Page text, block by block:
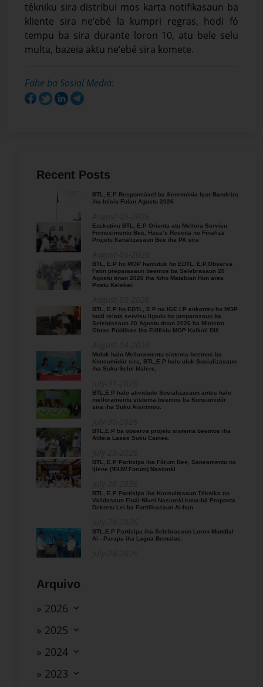
tékniku sira distribui mos karta notifikasaun ba
kliente sira ne’ebé la kumpri regras, hodi fó
tempu ba sira durante loron 10, atu bele selu
multa, bazeia aktu ne’ebé sira komete.
Fahe ba Sosial Media:
Recent Posts
BTL, E.P Responsável ba Seremónia Içar Bandeira
iha Inísiu Fulan Agostu 2026
Ezekutivu BTL, E.P Orienta atu Mellora Servisu
Fornesimentu Bee, Hasa’e Reseita no Finaliza
Projetu Kanalizasaun Bee iha PA sira
BTL, E.P ho MOP hamutuk ho EDTL, E.P,Observa
Fatin preparasaun beemos ba Selebrasaun 20
Agostu tinan 2026 iha foho Matabian Hun area
Postu Kelekai.
BTL, E.P ho EDTL, E.P no IGE I.P enkontru ho MOP
hodi relata servisu ligadu ho preparasaun ba
Selebrasaun 20 Agostu tinan 2026 ba Ministro
Obras Públikas iha Edifisiu MOP Kaikoli Dili.
Molok halo Melloramentu sistema beemos ba
Konsumidór sira, BTL,E.P halo uluk Sosializasaun
iha Suku Seloi Malere,
BTL,E.P halo atividade Sosializasaun antes halo
melloramentu sistema beemos ba Konsumidór
sira iha Suku Aisirimou.
BTL,E.P ba observa projetu sistema beemos iha
Aldeia Lases Suku Camea.
BTL, E.P Partisipa iha Fórum Bee, Saneamentu no
Ijiene (𝑊𝐴𝑆𝐻 Forum) Nasionál
BTL, E.P Partisipa iha Konsultasaun Téknika no
Validasaun Finál Nível Nasionál kona-bá Proposta
Dekretu Lei ba Fortifikasaun Ai-han
BTL,E.P Partisipa iha Selebrasaun Loron Mundial
Ai - Parapa iha Lagoa Bemalae.
Arquivo
» 2026
» 2025
» 2024
» 2023